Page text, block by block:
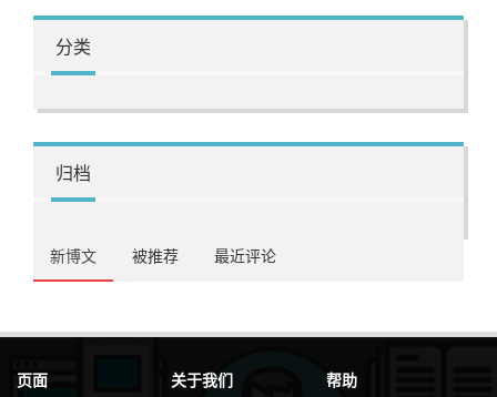
分类
归档
新博文 被推荐 最近评论
页面 关于我们 帮助